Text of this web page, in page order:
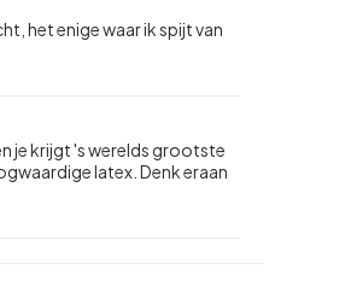
het enige waar ik spijt van
je krijgt 's werelds grootste
latex. Denk eraan